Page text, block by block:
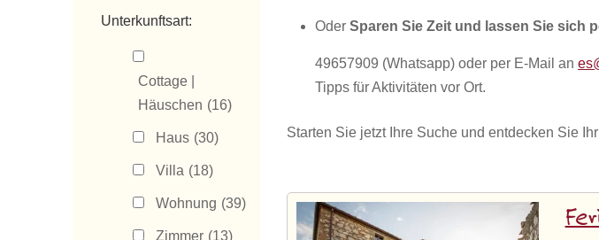
Unterkunftsart:
Cottage |
Häuschen (16)
Haus (30)
Villa (18)
Wohnung (39)
Zimmer (13)
OderSparen Sie Zeit und lassen Sie sich
49657909 (Whatsapp) oder per E-Mail an
Tipps für Aktivitäten vor Ort.
Starten Sie jetzt Ihre Suche und entdecken Sie